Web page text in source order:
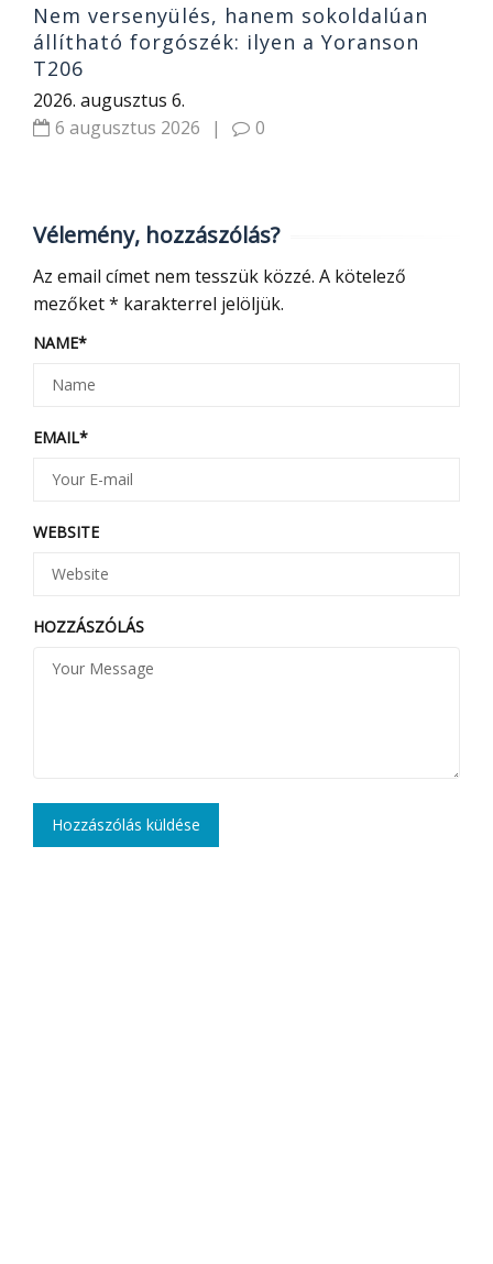
Nem versenyülés, hanem sokoldalúan
állítható forgószék: ilyen a Yoranson
T206
2026. augusztus 6.
6 augusztus 2026
| 0
Vélemény, hozzászólás?
Az email címet nem tesszük közzé. A kötelező
mezőket* karakterrel jelöljük.
NAME*
EMAIL*
WEBSITE
HOZZÁSZÓLÁS